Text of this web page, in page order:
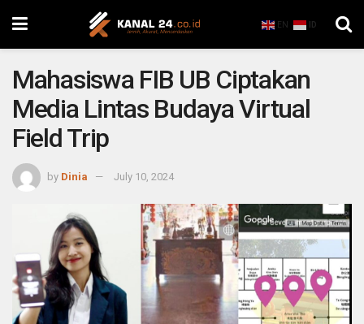
EN ID
Mahasiswa FIB UB Ciptakan
Media Lintas Budaya Virtual
Field Trip
by Dinia July 10, 2024